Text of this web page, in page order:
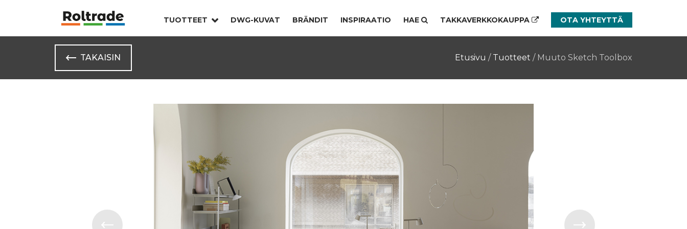
TUOTTEET DWG-KUVAT BRÄNDIT INSPIRAATIO HAE TAKKAVERKKOKAUPPA OTA YHTEYTTÄ
TAKAISIN Etusivu / Tuotteet / Muuto Sketch Toolbox